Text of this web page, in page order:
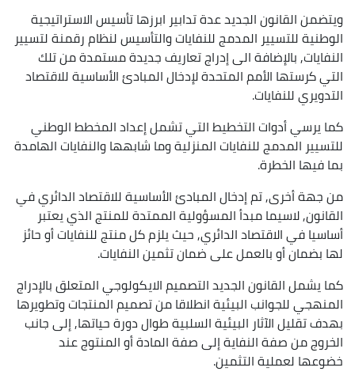
ويتضمن القانون الجديد عدة تدابير ابرزها تأسيس الاستراتيجية
الوطنية للتسيير المدمج للنفايات والتأسيس لنظام رقمنة لتسيير
النفايات, بالإضافة الى إدراج تعاريف جديدة مستمدة من تلك
التي كرستها الأمم المتحدة لإدخال المبادئ الأساسية للاقتصاد
التدويري للنفايات.
كما يرسي أدوات التخطيط التي تشمل إعداد المخطط الوطني
للتسيير المدمج للنفايات المنزلية وما شابهها والنفايات الهامدة
بما فيها الخطرة.
من جهة أخرى, تم إدخال المبادئ الأساسية للاقتصاد الدائري في
القانون, لاسيما مبدأ المسؤولية الممتدة للمنتج الذي يعتبر
أساسيا في الاقتصاد الدائري, حيث يلزم كل منتج للنفايات أو حائز
لها بضمان أو بالعمل على ضمان تثمين النفايات.
كما يشمل القانون الجديد التصميم الايكولوجي المتعلق بالإدراج
المنهجي للجوانب البيئية انطلاقا من تصميم المنتجات وتطويرها
بهدف تقليل الآثار البيئية السلبية طوال دورة حياتها, إلى جانب
الخروج من صفة النفاية إلى صفة المادة أو المنتوج عند
خضوعها لعملية التثمين.